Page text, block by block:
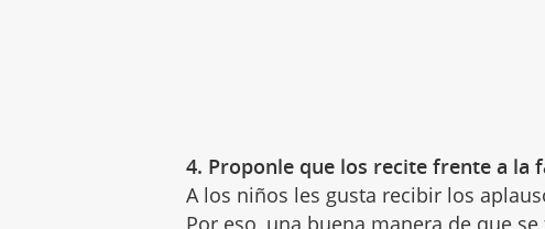
4. Proponle que los recite frente a la
A los niños les gusta recibir los